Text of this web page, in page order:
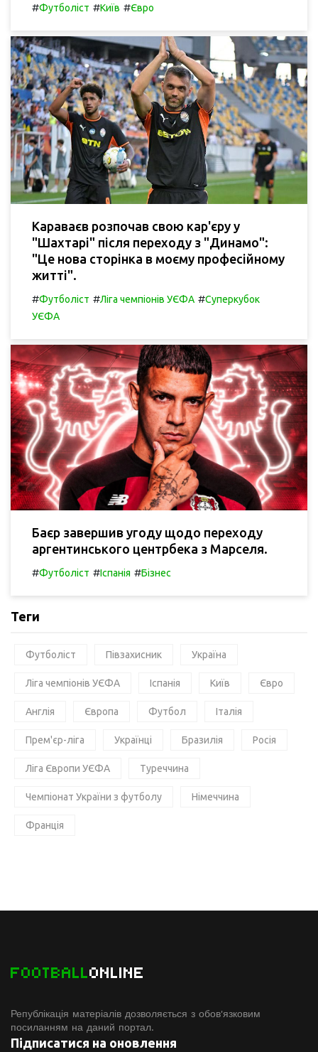
#Футболіст #Київ #Євро
Караваєв розпочав свою кар'єру у
"Шахтарі" після переходу з "Динамо":
"Це нова сторінка в моєму професійному
житті".
#Футболіст #Ліга чемпіонів УЄФА #Суперкубок
УЄФА
Баєр завершив угоду щодо переходу
аргентинського центрбека з Марселя.
#Футболіст #Іспанія #Бізнес
Теги
Футболіст Півзахисник Україна
Ліга чемпіонів УЄФА Іспанія Київ Євро
Англія Європа Футбол Італія
Прем'єр-ліга Українці Бразилія Росія
Ліга Європи УЄФА Туреччина
Чемпіонат України з футболу Німеччина
Франція
FOOTBALLONLINE
Републікація матеріалів дозволяється з обов'язковим
посиланням на даний портал.
Підписатися на оновлення